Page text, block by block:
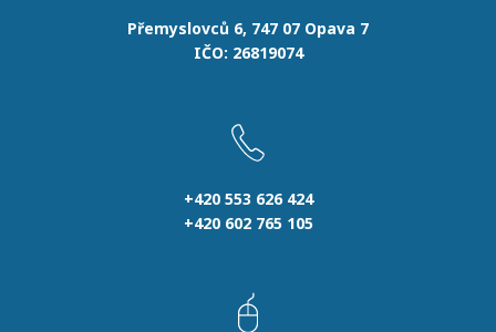
Přemyslovců 6, 747 07 Opava 7
IČO: 26819074
+420 553 626 424
+420 602 765 105